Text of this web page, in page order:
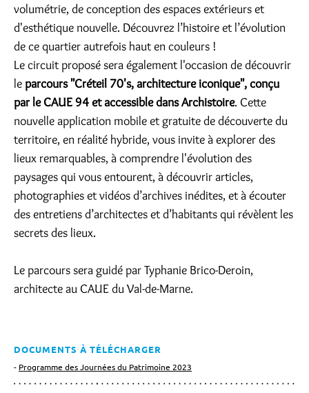
volumétrie, de conception des espaces extérieurs et
d'esthétique nouvelle. Découvrez l’histoire et l’évolution
de ce quartier autrefois haut en couleurs !
Le circuit proposé sera également l'occasion de découvrir
le parcours "Créteil 70's, architecture iconique", conçu
par le CAUE 94 et accessible dans Archistoire. Cette
nouvelle application mobile et gratuite de découverte du
territoire, en réalité hybride, vous invite à explorer des
lieux remarquables, à comprendre l'évolution des
paysages qui vous entourent, à découvrir articles,
photographies et vidéos d’archives inédites, et à écouter
des entretiens d’architectes et d’habitants qui révèlent les
secrets des lieux.
Le parcours sera guidé par Typhanie Brico-Deroin,
architecte au CAUE du Val-de-Marne.
DOCUMENTS À TÉLÉCHARGER
Programme des Journées du Patrimoine 2023